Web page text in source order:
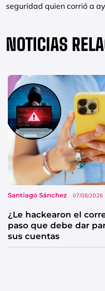
seguridad quien corrió a
NOTICIAS
Santiago Sánchez 07/08/2026
¿Le hackearon el
paso que debe dar
sus cuentas